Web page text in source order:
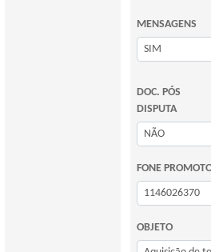
MENSAGENS
DOC. PÓS
DISPUTA
FONE
OBJETO